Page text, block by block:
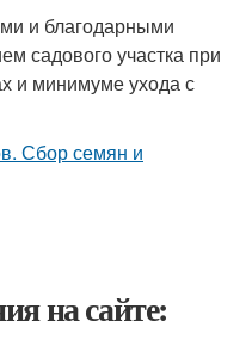
и благодарными
садового участка при
и минимуме ухода с
на сайте: